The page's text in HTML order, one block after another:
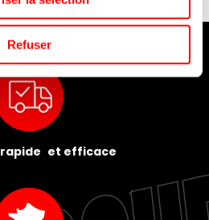
Refuser
rapide et efficace